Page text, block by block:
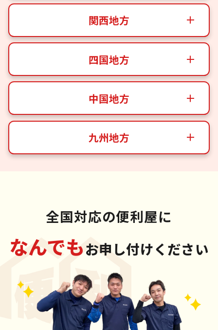
関西地方
四国地方
中国地方
九州地方
全国対応の便利屋に
なんでもお申し付けください